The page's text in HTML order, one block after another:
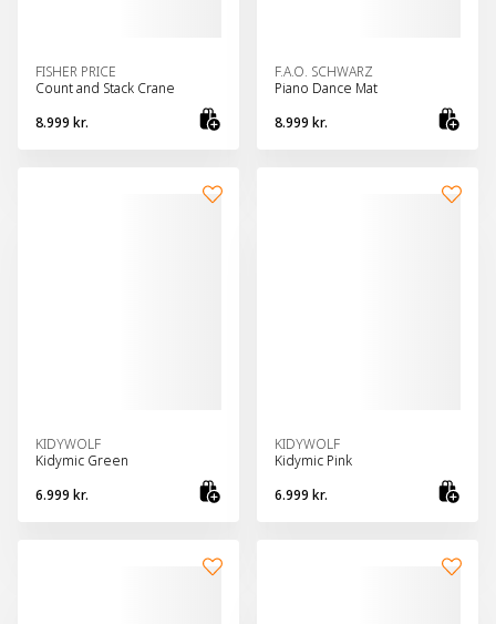
FISHER PRICE
Count and Stack Crane
8.999 kr.
F.A.O. SCHWARZ
Piano Dance Mat
8.999 kr.
KIDYWOLF
Kidymic Green
6.999 kr.
KIDYWOLF
Kidymic Pink
6.999 kr.